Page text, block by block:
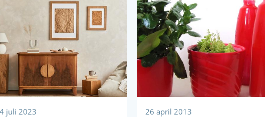
juli 2023 26 april 2013